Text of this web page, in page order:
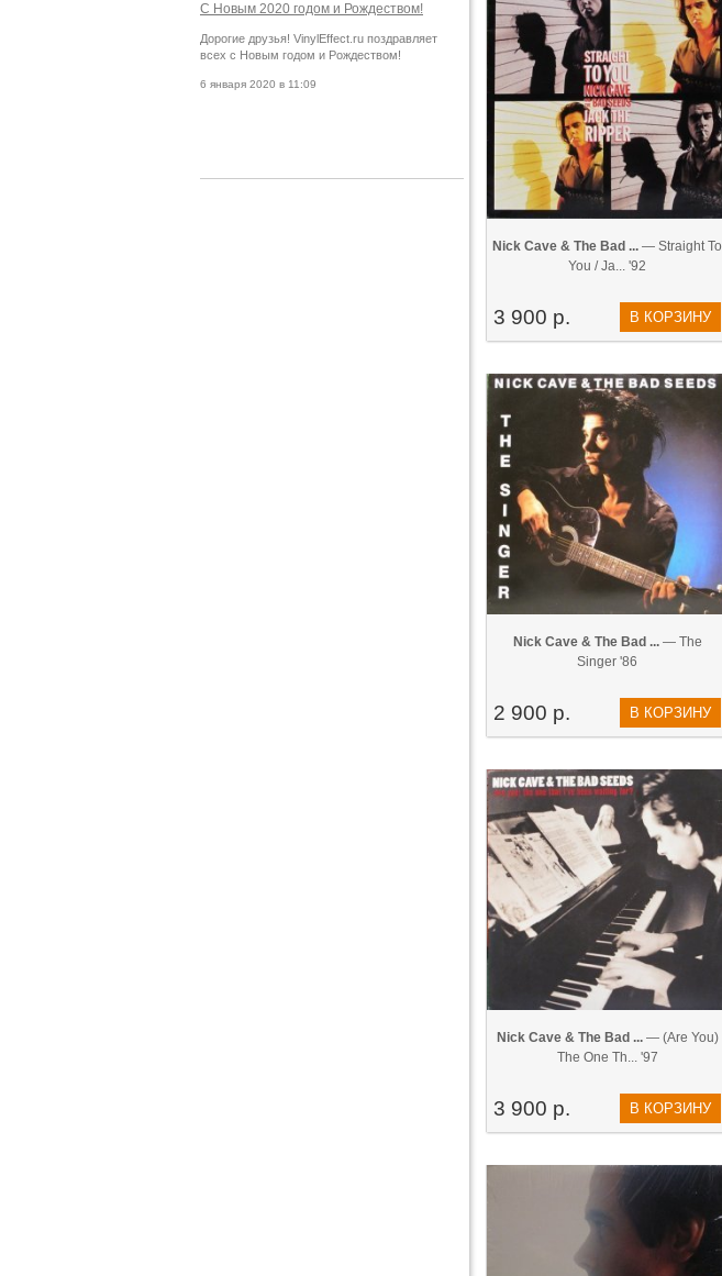
С Новым 2020 годом и Рождеством!
Дорогие друзья! VinylEffect.ru поздравляет
всех с Новым годом и Рождеством!
6 января 2020 в 11:09
Nick Cave & The Bad ... — Straight To
You / Ja... '92
3 900 р. В КОРЗИНУ
Nick Cave & The Bad ...— The
Singer '86
2 900 р. В КОРЗИНУ
Nick Cave & The Bad ...— (Are You)
The One Th... '97
3 900 р. В КОРЗИНУ